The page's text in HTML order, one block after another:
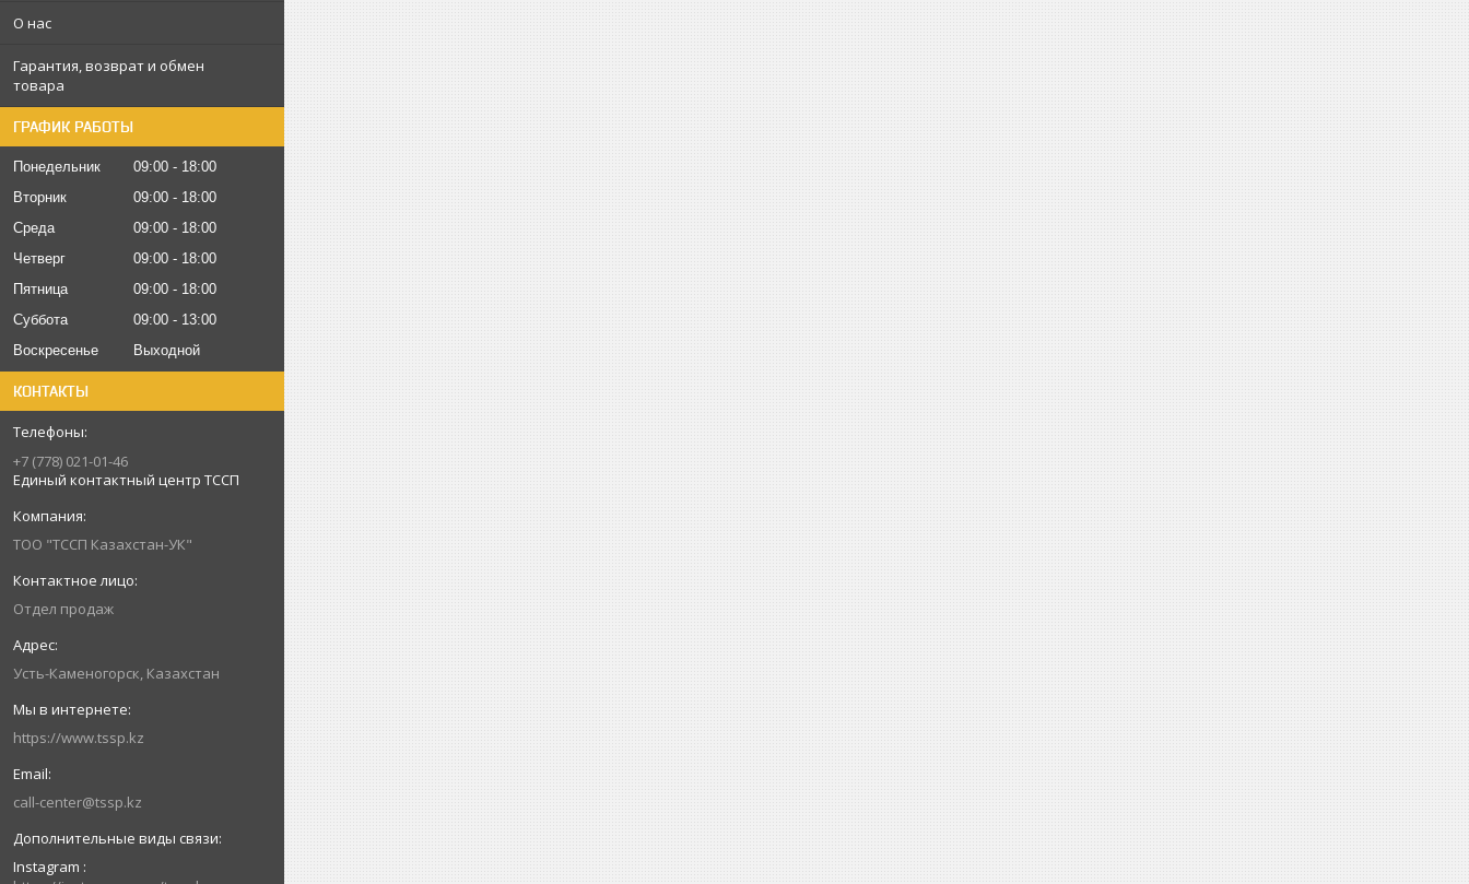
О нас
Гарантия, возврат и обмен
товара
ГРАФИК РАБОТЫ
Понедельник 09:00
18:00
Вторник
09:00
18:00
Среда
09:00
18:00
Четверг
09:00
18:00
Пятница
09:00
18:00
Суббота
09:00
13:00
Воскресенье
Выходной
КОНТАКТЫ
+7 (778) 021-01-46
Единый контактный центр ТССП
ТОО "ТССП Казахстан-УК"
Отдел продаж
Усть-Каменогорск, Казахстан
https://www.tssp.kz
call-center@tssp.kz
Instagram